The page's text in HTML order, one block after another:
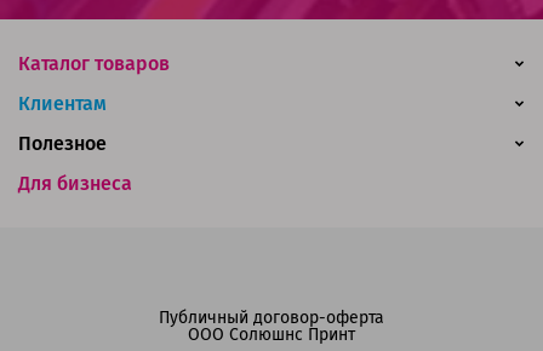
Каталог товаров
Клиентам
Для бизнеса
Полезное
Публичный договор-оферта
ООО Солюшнс Принт